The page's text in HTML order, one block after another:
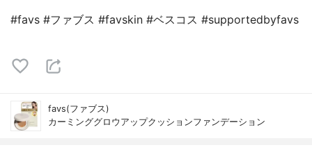
#favs #ファブス #favskin #ベスコス #supportedbyfavs
favs(ファブス)
カーミンググロウアップクッションファンデーション